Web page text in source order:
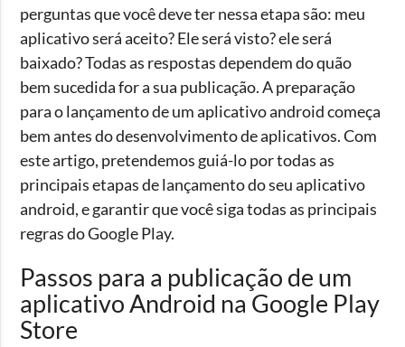
perguntas que você deve ter nessa etapa são: meu
aplicativo será aceito? Ele será visto? ele será
baixado? Todas as respostas dependem do quão
bem sucedida for a sua publicação. A preparação
para o lançamento de um aplicativo android começa
bem antes do desenvolvimento de aplicativos. Com
este artigo, pretendemos guiá-lo por todas as
principais etapas de lançamento do seu aplicativo
android, e garantir que você siga todas as principais
regras do Google Play.
Passos para a publicação de um
aplicativo Android na Google Play
Store